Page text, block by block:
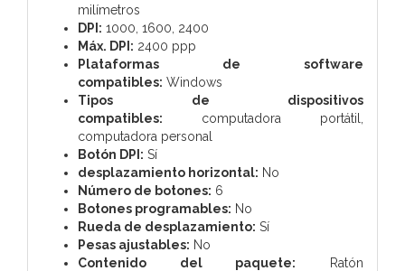
milímetros
DPI: 1000, 1600, 2400
Máx. DPI: 2400 ppp
Plataformas de software
compatibles: Windows
Tipos de dispositivos
compatibles:
computadora portátil,
computadora personal
Botón DPI: Sí
desplazamiento horizontal: No
Número de botones: 6
Botones programables: No
Rueda de desplazamiento: Sí
Pesas ajustables: No
Contenido del paquete:
Ratón